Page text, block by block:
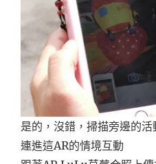
是的，沒錯，掃描旁邊的
連進這AR的情境互動